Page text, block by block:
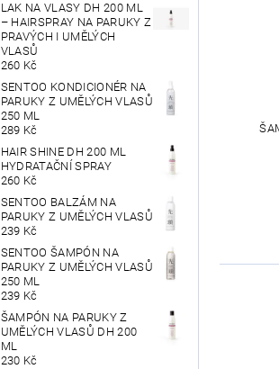
LAK NA VLASY DH 200 ML
– HAIRSPRAY NA PARUKY Z
PRAVÝCH I UMĚLÝCH
VLASŮ
260 Kč
SENTOO KONDICIONÉR NA
PARUKY Z UMĚLÝCH VLASŮ
250 ML
289 Kč
HAIR SHINE DH 200 ML
HYDRATAČNÍ SPRAY
260 Kč
SENTOO BALZÁM NA
PARUKY Z UMĚLÝCH VLASŮ
239 Kč
SENTOO ŠAMPÓN NA
PARUKY Z UMĚLÝCH VLASŮ
250 ML
239 Kč
ŠAMPÓN NA PARUKY Z
UMĚLÝCH VLASŮ DH 200
ML
230 Kč